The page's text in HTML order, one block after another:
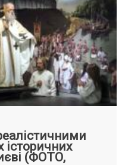
історичних
(ФОТО,